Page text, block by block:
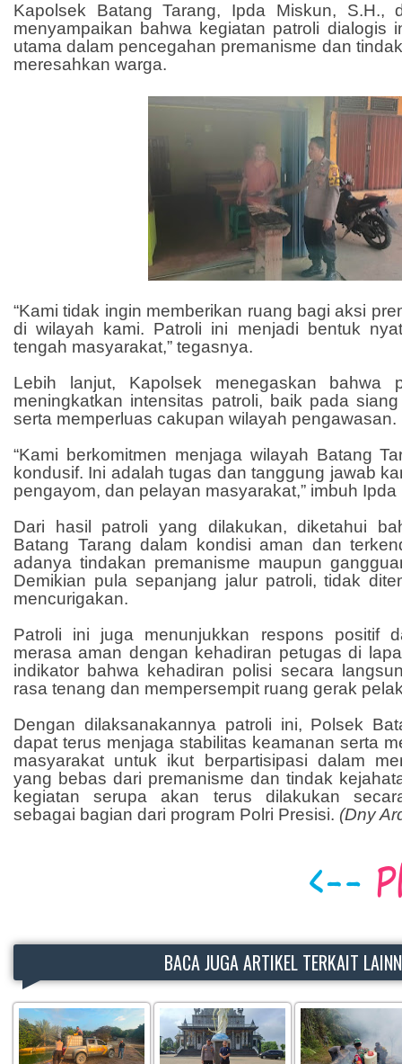
Kapolsek Batang Tarang, Ipda Miskun, S.H.,
menyampaikan bahwa kegiatan patroli dialogis
utama dalam pencegahan premanisme dan
meresahkan warga.
“Kami tidak ingin memberikan ruang bagi aksi
di wilayah kami. Patroli ini menjadi bentuk
tengah masyarakat,” tegasnya.
Lebih lanjut, Kapolsek menegaskan bahwa
meningkatkan intensitas patroli, baik pada
serta memperluas cakupan wilayah pengawasan.
“Kami berkomitmen menjaga wilayah Batang
kondusif. Ini adalah tugas dan tanggung jawab
pengayom, dan pelayan masyarakat,” imbuh Ipda
Dari hasil patroli yang dilakukan, diketahui
Batang Tarang dalam kondisi aman dan
adanya tindakan premanisme maupun
Demikian pula sepanjang jalur patroli, tidak
mencurigakan.
Patroli ini juga menunjukkan respons positif
merasa aman dengan kehadiran petugas di
indikator bahwa kehadiran polisi secara
rasa tenang dan mempersempit ruang gerak
Dengan dilaksanakannya patroli ini, Polsek
dapat terus menjaga stabilitas keamanan serta
masyarakat untuk ikut berpartisipasi dalam
yang bebas dari premanisme dan tindak
kegiatan serupa akan terus dilakukan
sebagai bagian dari program Polri Presisi. (Dny
BACA JUGA ARTIKEL TERKAIT